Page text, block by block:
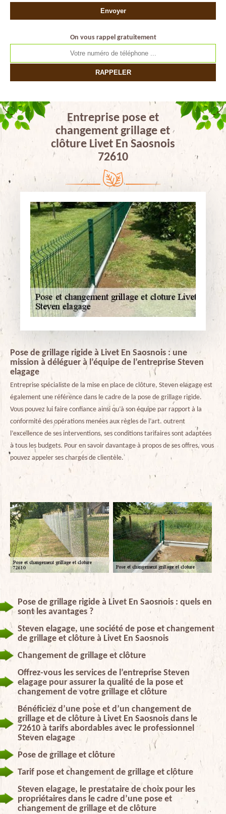
On vous rappel gratuitement
Entreprise pose et
changement grillage et
clôture Livet En Saosnois
72610
Pose de grillage rigide à Livet En Saosnois : une
mission à déléguer à l’équipe de l’entreprise Steven
elagage
Entreprise spécialiste de la mise en place de clôture, Steven elagage est
également une référence dans le cadre de la pose de grillage rigide.
Vous pouvez lui faire confiance ainsi qu’à son équipe par rapport à la
conformité des opérations menées aux règles de l’art. outrent
l’excellence de ses interventions, ses conditions tarifaires sont adaptées
à tous les budgets. Pour en savoir davantage à propos de ses offres, vous
pouvez appeler ses chargés de clientèle.
Pose de grillage rigide à Livet En Saosnois : quels en
sont les avantages ?
Steven elagage, une société de pose et changement
de grillage et clôture à Livet En Saosnois
Changement de grillage et clôture
Offrez-vous les services de l’entreprise Steven
elagage pour assurer la qualité de la pose et
changement de votre grillage et clôture
Bénéficiez d’une pose et d’un changement de
grillage et de clôture à Livet En Saosnois dans le
72610 à tarifs abordables avec le professionnel
Steven elagage
Pose de grillage et clôture
Tarif pose et changement de grillage et clôture
Steven elagage, le prestataire de choix pour les
propriétaires dans le cadre d’une pose et
changement de grillage et de clôture